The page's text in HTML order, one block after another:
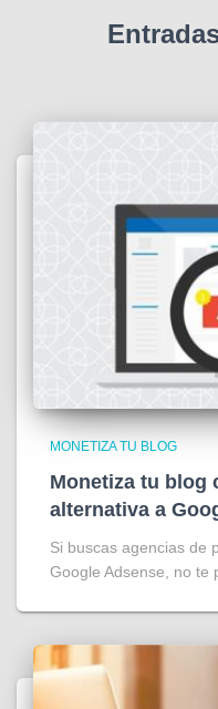
MONETIZA TU BLOG
Monetiza tu blog
alternativa a
Si buscas agencias de
Google Adsense, no te